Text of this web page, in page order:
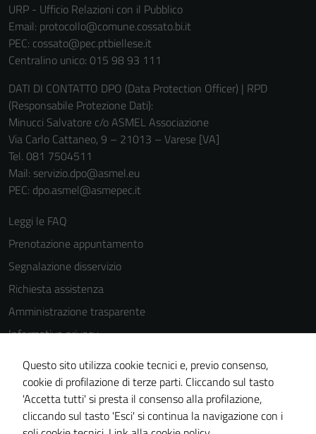
URP - Ufficio Relazioni con il Pubblico
Email: protocollo@comune.cossato.bi.it
PEC: cossato@pec.ptbiellese.it
Centralino unico: 015 98 93 111
DATI DI CONTATTO DPO (Data Protection Officer) | RPD
(Responsabile Protezione Dati):
Minucci Salvatore c/o ASMEL Associazione
Via Carlo Cattaneo, 9 – 21013 – Varese [VA]
Tel. 081 7504511
Mail: servizio.dpo@asmel.eu
PEC: dpo.asmel@asmepec.it
Leggi le FAQ
Prenotazione appuntamento
Segnalazione disservizio
Richiesta assistenza
Amministrazione trasparente
Informativa privacy
Cookie Policy
Note legali
Dichiarazione di accessibilità
Piano di miglioramento del sito
Questo sito utilizza cookie tecnici e, previo consenso,
cookie di profilazione di terze parti. Cliccando sul tasto
'Accetta tutti' si presta il consenso alla profilazione,
cliccando sul tasto 'Esci' si continua la navigazione con i
essere
disabilitati.
informazioni